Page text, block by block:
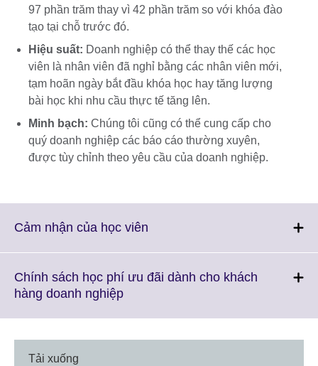
97 phần trăm thay vì 42 phần trăm so với khóa đào
tạo tại chỗ trước đó.
Hiệu suất: Doanh nghiệp có thể thay thế các học
viên là nhân viên đã nghỉ bằng các nhân viên mới,
tạm hoãn ngày bắt đầu khóa học hay tăng lượng
bài học khi nhu cầu thực tế tăng lên.
Minh bạch: Chúng tôi cũng có thể cung cấp cho
quý doanh nghiệp các báo cáo thường xuyên,
được tùy chỉnh theo yêu cầu của doanh nghiệp.
Cảm nhận của học viên
More
Chính sách học phí ưu đãi dành cho khách
hàng doanh nghiệpClick
More
Tải xuống